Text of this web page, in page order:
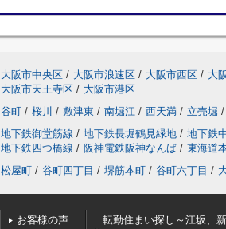
大阪市中央区 / 大阪市浪速区 / 大阪市西区 / 大
大阪市天王寺区 / 大阪市港区
谷町 / 桜川 / 敷津東 / 南堀江 / 西天満 / 立売堀 /
地下鉄御堂筋線 / 地下鉄長堀鶴見緑地 / 地下鉄
地下鉄四つ橋線 / 阪神電鉄阪神なんば / 東海道
松屋町 / 谷町四丁目 / 堺筋本町 / 谷町六丁目 /
お客様の声
転勤住まい探し～江坂、